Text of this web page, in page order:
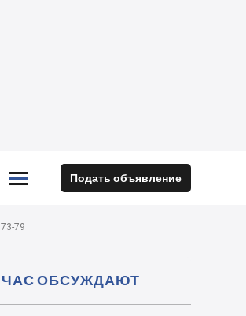


 Подать объявление
79
ОБСУЖДАЮТ